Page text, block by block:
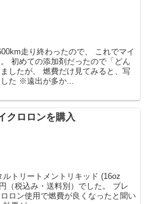
走り終わったので、 これでマイ
初めての添加剤だったので「どん
したが、 燃費だけ見てみると、写
た ※遠出が多か...
クロロンを購入
トリートメントリキッド (16oz
（税込み・送料別）でした。 ブレ
ロン使用で燃費が良くなったと聞い